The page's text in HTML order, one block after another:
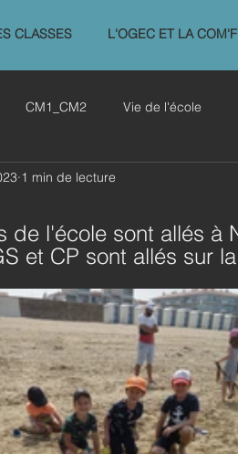
CLASSES L'OGEC ET LA
CM1_CM2 Vie de l'école
1 min de lecture
de l'école sont allés à
et CP sont allés sur